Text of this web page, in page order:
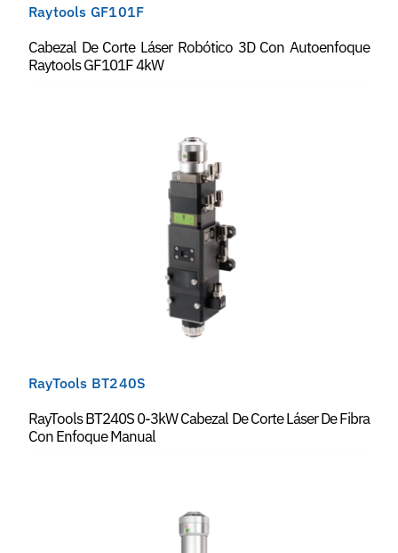
Raytools GF101F
Cabezal De Corte Láser Robótico 3D Con Autoenfoque
Raytools GF101F 4kW
RayTools BT240S
RayTools BT240S 0-3kW Cabezal De Corte Láser De Fibra
Con Enfoque Manual